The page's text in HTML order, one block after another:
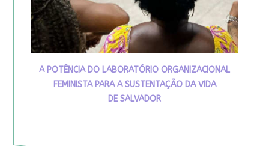
A POTÊNCIA DO LABORATÓRIO ORGANIZACIONAL
FEMINISTA PARA A SUSTENTAÇÃO DA VIDA
DE SALVADOR